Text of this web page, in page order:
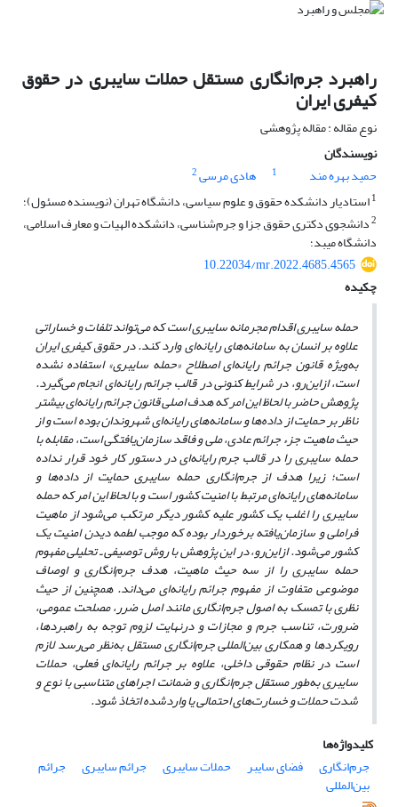
راهبرد جرم‌انگاری مستقل حملات سایبری در حقوق
کیفری ایران
نوع مقاله : مقاله پژوهشی
نویسندگان
حمید بهره مند
1 هادی مرسی2
1استادیار دانشکده حقوق و علوم سیاسی، دانشگاه تهران (نویسنده مسئول)؛
2دانشجوی دکتری حقوق جزا و جرم‌شناسی، دانشکده الهیات و معارف اسلامی،
دانشگاه میبد؛
10.22034/mr.2022.4685.4565
چکیده
حمله سایبری اقدام مجرمانه سایبری است که می‌تواند تلفات و خساراتی
‌علاوه بر انسان به سامانه‌های رایانه‌ای وارد کند. در حقوق کیفری ایران
به‌ویژه قانون جرائم رایانه‌ای اصطلاح «حمله سایبری» استفاده نشده
است، ازاین‌رو، در شرایط کنونی در قالب جرائم رایانه‌ای انجام می‌گیرد.
پژوهش حاضر با لحاظ این امر که هدف اصلی قانون جرائم رایانه‌ای بیشتر
ناظر بر حمایت از داده‌ها و سامانه‌های رایانه‌ای شهروندان بوده است و از
حیث ماهیت جزء جرائم عادی، ملی و فاقد سازمان‌یافتگی است، مقابله با
حمله سایبری را در قالب جرم رایانه‌ای در دستور کار خود قرار نداده
است؛ زیرا هدف از جرم‌انگاری حمله سایبری حمایت از داده‌ها و
سامانه‌های رایانه‌ای مرتبط با امنیت کشور است و با لحاظ این امر که حمله
سایبری را اغلب یک کشور علیه کشور دیگر مرتکب می‌شود از ماهیت
فراملی و سازمان‌یافته برخوردار بوده که موجب لطمه دیدن امنیت یک
کشور می‌شود‌‌‌‌. از‌این‌رو، در این پژوهش با روش توصیفی ـ تحلیلی مفهوم
حمله سایبری را از سه حیث ماهیت، هدف جرم‌انگاری و اوصاف
موضوعی متفاوت از مفهوم جرائم رایانه‌ای می‌داند. همچنین از حیث
نظری با تمسک به اصول جرم‌انگاری مانند اصل ضرر، مصلحت عمومی،
ضرورت، تناسب جرم و مجازات و درنهایت لزوم توجه به راهبردها،
رویکردها و همکاری بین‌المللی جرم‌انگاری مستقل به‌نظر می‌رسد لازم
است در نظام حقوقی داخلی، علاوه بر جرائم رایانه‌ای فعلی، حملات
سایبری به‌طور مستقل جرم‌انگاری و ضمانت ‌اجراهای متناسبی با نوع و
شدت حملات و خسارت‌های احتمالی یا وارد‌شده اتخاذ شود.
کلیدواژه‌ها
جرم‌انگاری
فضای سایبر حملات سایبری جرائم سایبری جرائم
بین‌المللی